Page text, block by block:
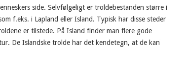
side. Selvfølgeligt er troldebestanden større i
f.eks. i Lapland eller Island. Typisk har disse steder
er tilstede. På Island finder man flere gode
De Islandske trolde har det kendetegn, at de kan